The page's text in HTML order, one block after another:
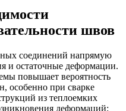
швов
соединений напрямую
и остаточные деформации.
повышает вероятность
особенно при сварке
из теплоемких
деформаций: